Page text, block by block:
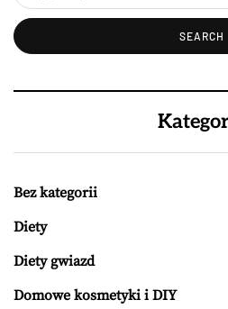
Bez kategorii
Diety
Diety gwiazd
Domowe kosmetyki i DIY